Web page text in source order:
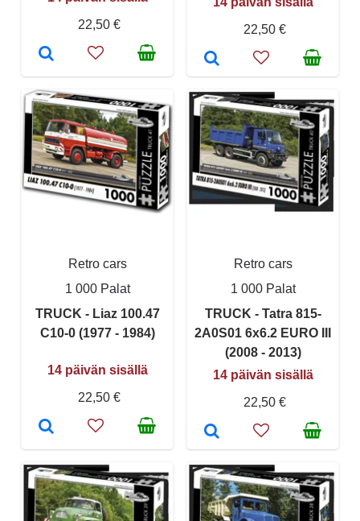
22,50 €
22,50 €
Retro cars
1 000 Palat
TRUCK - Liaz 100.47
C10-0 (1977 - 1984)
14 päivän sisällä
22,50 €
Retro cars
1 000 Palat
TRUCK - Tatra 815-
2A0S01 6x6.2 EURO III
(2008 - 2013)
14 päivän sisällä
22,50 €